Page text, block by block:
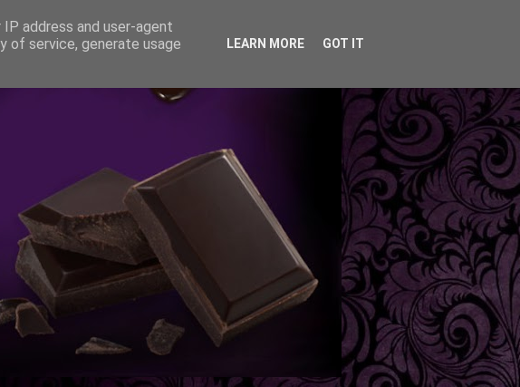
address and user-agent
of service, generate usage
LEARN MORE GOT IT